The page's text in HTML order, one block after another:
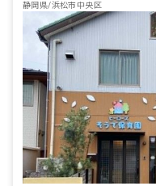
静岡県/浜松市中央区